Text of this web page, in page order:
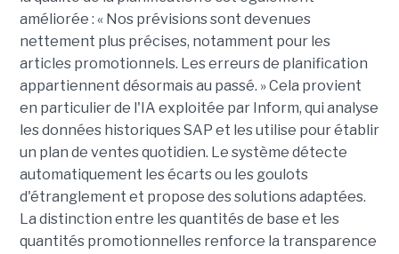
améliorée : « Nos prévisions sont devenues
nettement plus précises, notamment pour les
articles promotionnels. Les erreurs de planification
appartiennent désormais au passé. » Cela provient
en particulier de l'IA exploitée par Inform, qui analyse
les données historiques SAP et les utilise pour établir
un plan de ventes quotidien. Le système détecte
automatiquement les écarts ou les goulots
d'étranglement et propose des solutions adaptées.
La distinction entre les quantités de base et les
quantités promotionnelles renforce la transparence